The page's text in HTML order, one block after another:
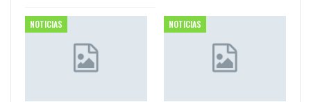
NOTICIAS NOTICIAS